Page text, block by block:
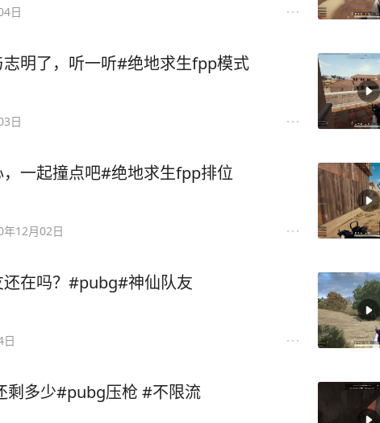
日
明了，听一听#绝地求生fpp模式
日
一起撞点吧#绝地求生fpp排位
年12月02日
在吗？#pubg#神仙队友
剩多少#pubg压枪 #不限流